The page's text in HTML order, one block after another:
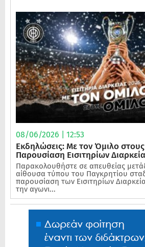
08/06/2026 | 12:53
Εκδηλώσεις: Με τον Όμιλο
Παρουσίαση Εισιτηρίων
Παρακολουθήστε σε απευθείας
αίθουσα τύπου του Παγκρητίου
παρουσίαση των Εισιτηρίων
την αγωνι...